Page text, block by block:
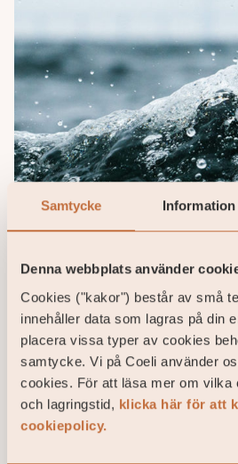
Samtycke Information
Denna webbplats använder
Cookies ("kakor") består av små
innehåller data som lagras på din
placera vissa typer av cookies
samtycke. Vi på Coeli använder
cookies. För att läsa mer om vilka
och lagringstid, klicka här för att
cookiepolicy.
konsulten 7N
7N är ett danskt konsultföretag
specialiserar sig på att erbjuda
och digital transformation.
på ...
28 / 10 / 2024